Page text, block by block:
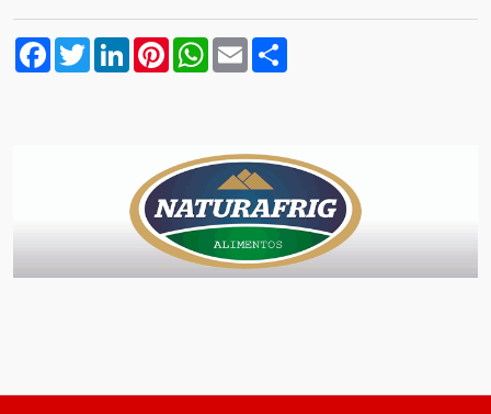
Facebook
TwitterLinkedInPinterestWhatsApp
Email